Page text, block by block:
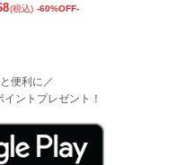
(税込) -60%OFF-
便利に／
ントプレゼント！